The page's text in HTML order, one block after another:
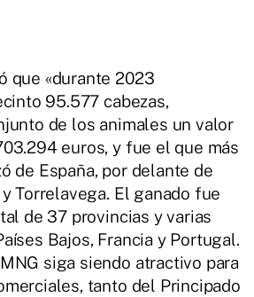
que «durante 2023
95.577 cabezas,
de los animales un valor
euros, y fue el que más
de España, por delante de
Torrelavega. El ganado fue
de 37 provincias y varias
Bajos, Francia y Portugal.
siga siendo atractivo para
tanto del Principado